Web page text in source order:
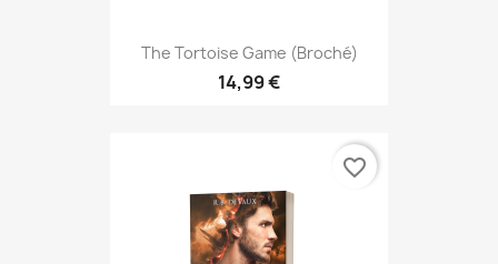
The Tortoise Game (broché)
14,99 €
favorite_border